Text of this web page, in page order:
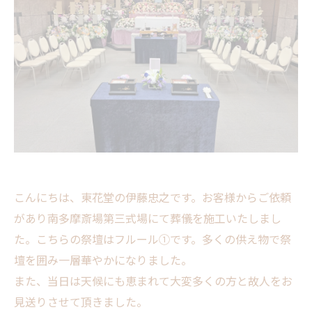
こんにちは、東花堂の伊藤忠之です。お客様からご依頼
があり南多摩斎場第三式場にて葬儀を施工いたしまし
た。こちらの祭壇はフルール①です。多くの供え物で祭
壇を囲み一層華やかになりました。
また、当日は天候にも恵まれて大変多くの方と故人をお
見送りさせて頂きました。